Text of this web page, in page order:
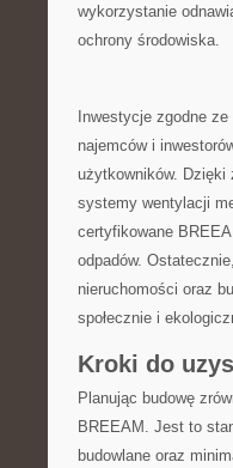
wykorzystanie
ochrony środowiska.
Inwestycje zgodne
najemców i
użytkowników. Dzięki
systemy wentylacji
certyfikowane
‍odpadów.
nieruchomości oraz
społecznie i
Kroki do
Planując budowę
BREEAM. Jest to
budowlane oraz